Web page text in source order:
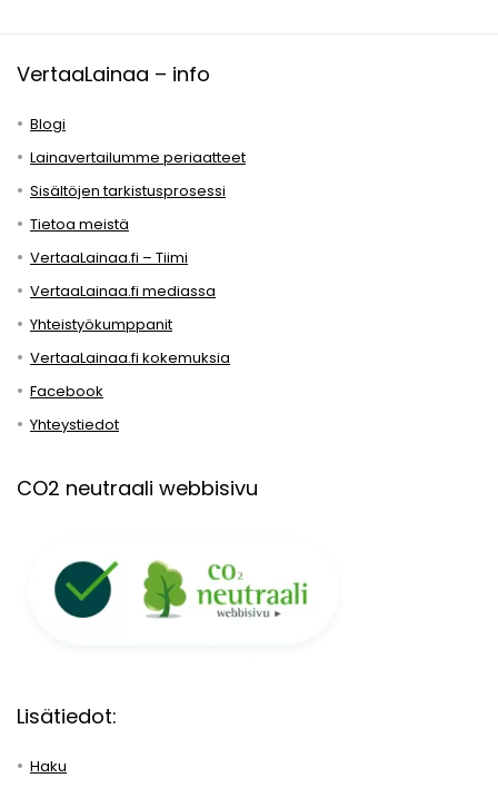
VertaaLainaa – info
Blogi
Lainavertailumme periaatteet
Sisältöjen tarkistusprosessi
Tietoa meistä
VertaaLainaa.fi – Tiimi
VertaaLainaa.fi mediassa
Yhteistyökumppanit
VertaaLainaa.fi kokemuksia
Facebook
Yhteystiedot
CO2 neutraali webbisivu
Lisätiedot:
Haku